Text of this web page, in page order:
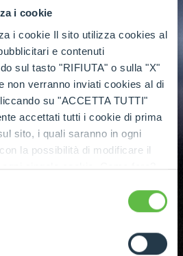
i cookie
i cookie Il sito utilizza cookies al
e contenuti
sul tasto "RIFIUTA" o sulla "X"
non verranno inviati cookies al di
su "ACCETTA TUTTI"
accettati tutti i cookie di prima
sito, i quali saranno in ogni
la possibilità di modificare il
singolo cookie. Come fare?
"Modifichi il suo consenso" e
nel footer presente in ogni
diritti riconosciuti all'interessato ai